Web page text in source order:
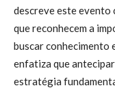
descreve este evento
que reconhecem a
buscar conhecimento
enfatiza que
estratégia